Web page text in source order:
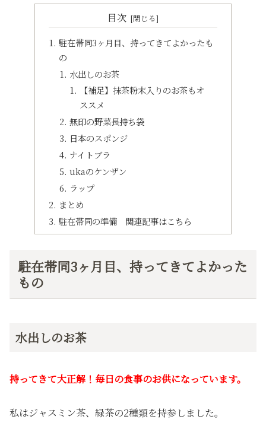
目次
駐在帯同3ヶ月目、持ってきてよかったも
の
水出しのお茶
【補足】抹茶粉末入りのお茶もオ
ススメ
無印の野菜長持ち袋
日本のスポンジ
ナイトブラ
ukaのケンザン
ラップ
まとめ
駐在帯同の準備 関連記事はこちら
駐在帯同3ヶ月目、持ってきてよかった
もの
水出しのお茶
持ってきて大正解！毎日の食事のお供になっています。
私はジャスミン茶、緑茶の2種類を持参しました。